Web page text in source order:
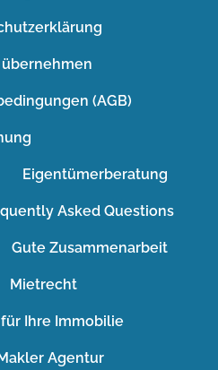
(AGB)
Eigentümerberatung
Asked Questions
Gute Zusammenarbeit
Mietrecht
Ihre Immobilie
Agentur